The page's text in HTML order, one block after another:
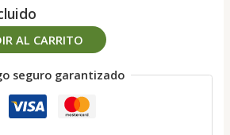
AL CARRITO
seguro garantizado